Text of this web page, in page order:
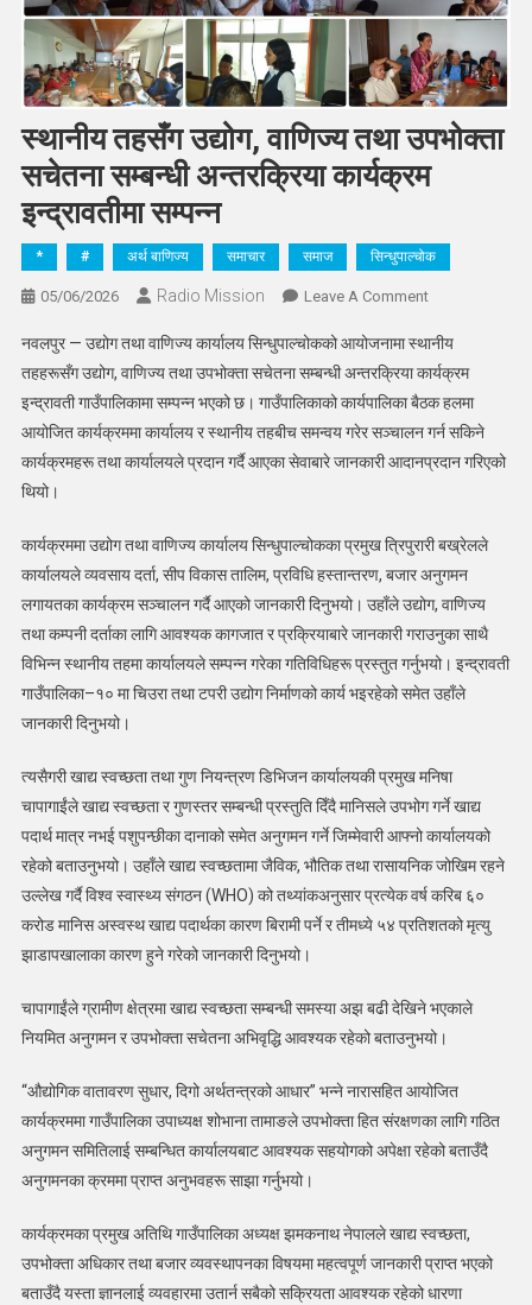
स्थानीय तहसँग उद्योग, वाणिज्य तथा उपभोक्ता
सचेतना सम्बन्धी अन्तरक्रिया कार्यक्रम
इन्द्रावतीमा सम्पन्न
* # अर्थ बाणिज्य समाचार समाज सिन्धुपाल्चोक
05/06/2026 Radio Mission Leave A CommentOn
तहसँग
उद्योग,
वाणिज्य
तथा
उपभोक्ता
अन्तरक्रिया
कार्यक्रम
इन्द्रावतीमा
नवलपुर — उद्योग तथा वाणिज्य कार्यालय सिन्धुपाल्चोकको आयोजनामा स्थानीय
तहहरूसँग उद्योग, वाणिज्य तथा उपभोक्ता सचेतना सम्बन्धी अन्तरक्रिया कार्यक्रम
इन्द्रावती गाउँपालिकामा सम्पन्न भएको छ। गाउँपालिकाको कार्यपालिका बैठक हलमा
आयोजित कार्यक्रममा कार्यालय र स्थानीय तहबीच समन्वय गरेर सञ्चालन गर्न सकिने
कार्यक्रमहरू तथा कार्यालयले प्रदान गर्दै आएका सेवाबारे जानकारी आदानप्रदान गरिएको
थियो।
कार्यक्रममा उद्योग तथा वाणिज्य कार्यालय सिन्धुपाल्चोकका प्रमुख त्रिपुरारी बख्रेलले
कार्यालयले व्यवसाय दर्ता, सीप विकास तालिम, प्रविधि हस्तान्तरण, बजार अनुगमन
लगायतका कार्यक्रम सञ्चालन गर्दै आएको जानकारी दिनुभयो। उहाँले उद्योग, वाणिज्य
तथा कम्पनी दर्ताका लागि आवश्यक कागजात र प्रक्रियाबारे जानकारी गराउनुका साथै
विभिन्न स्थानीय तहमा कार्यालयले सम्पन्न गरेका गतिविधिहरू प्रस्तुत गर्नुभयो। इन्द्रावती
गाउँपालिका–१० मा चिउरा तथा टपरी उद्योग निर्माणको कार्य भइरहेको समेत उहाँले
जानकारी दिनुभयो।
त्यसैगरी खाद्य स्वच्छता तथा गुण नियन्त्रण डिभिजन कार्यालयकी प्रमुख मनिषा
चापागाईंले खाद्य स्वच्छता र गुणस्तर सम्बन्धी प्रस्तुति दिँदै मानिसले उपभोग गर्ने खाद्य
पदार्थ मात्र नभई पशुपन्छीका दानाको समेत अनुगमन गर्ने जिम्मेवारी आफ्नो कार्यालयको
रहेको बताउनुभयो। उहाँले खाद्य स्वच्छतामा जैविक, भौतिक तथा रासायनिक जोखिम रहने
उल्लेख गर्दै विश्व स्वास्थ्य संगठन (WHO) को तथ्यांकअनुसार प्रत्येक वर्ष करिब ६०
करोड मानिस अस्वस्थ खाद्य पदार्थका कारण बिरामी पर्ने र तीमध्ये ५४ प्रतिशतको मृत्यु
झाडापखालाका कारण हुने गरेको जानकारी दिनुभयो।
चापागाईंले ग्रामीण क्षेत्रमा खाद्य स्वच्छता सम्बन्धी समस्या अझ बढी देखिने भएकाले
नियमित अनुगमन र उपभोक्ता सचेतना अभिवृद्धि आवश्यक रहेको बताउनुभयो।
“औद्योगिक वातावरण सुधार, दिगो अर्थतन्त्रको आधार” भन्ने नारासहित आयोजित
कार्यक्रममा गाउँपालिका उपाध्यक्ष शोभाना तामाङले उपभोक्ता हित संरक्षणका लागि गठित
अनुगमन समितिलाई सम्बन्धित कार्यालयबाट आवश्यक सहयोगको अपेक्षा रहेको बताउँदै
अनुगमनका क्रममा प्राप्त अनुभवहरू साझा गर्नुभयो।
कार्यक्रमका प्रमुख अतिथि गाउँपालिका अध्यक्ष झमकनाथ नेपालले खाद्य स्वच्छता,
उपभोक्ता अधिकार तथा बजार व्यवस्थापनका विषयमा महत्वपूर्ण जानकारी प्राप्त भएको
बताउँदै यस्ता ज्ञानलाई व्यवहारमा उतार्न सबैको सक्रियता आवश्यक रहेको धारणा